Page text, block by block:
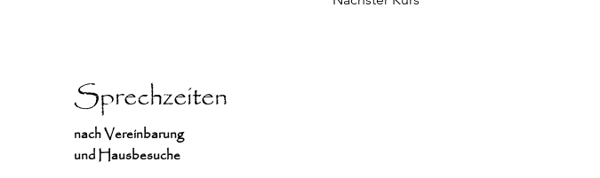
Sprechzeiten
nach Vereinbarung
und Hausbesuche